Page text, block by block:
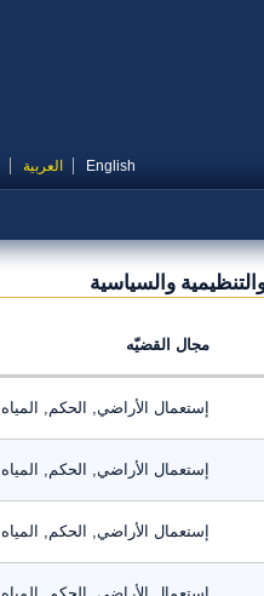
English العربية
والسياسية
مجال القضيّه
إستعمال الأراضي, الحكم, المياه
إستعمال الأراضي, الحكم, المياه
إستعمال الأراضي, الحكم, المياه